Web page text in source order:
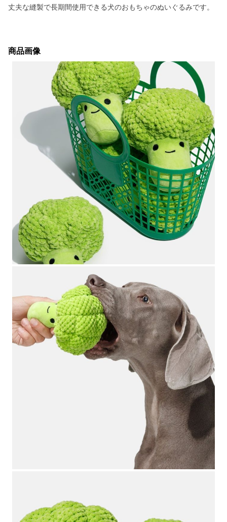
丈夫な縫製で長期間使用できる犬のおもちゃのぬいぐるみです。
商品画像